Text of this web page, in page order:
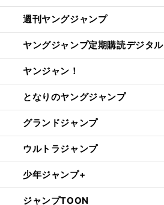
週刊ヤングジャンプ
ヤングジャンプ定期購読デジタル
ヤンジャン！
となりのヤングジャンプ
グランドジャンプ
ウルトラジャンプ
少年ジャンプ+
ジャンプTOON